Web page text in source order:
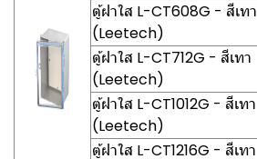
ตู้ฝาใส L-CT608G - สีเทา
(Leetech)
ตู้ฝาใส L-CT712G - สีเทา
(Leetech)
ตู้ฝาใส L-CT1012G - สีเทา
(Leetech)
ตู้ฝาใส L-CT1216G - สีเทา